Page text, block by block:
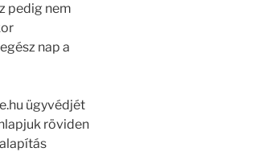
pedig nem
nap a
ügyvédjét
röviden